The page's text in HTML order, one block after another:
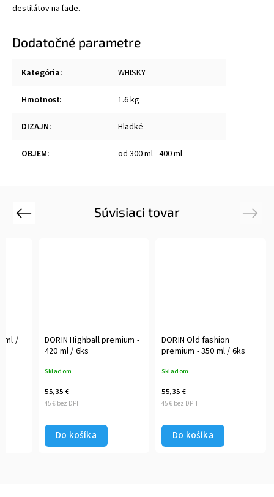
destilátov na ľade.
Dodatočné parametre
Kategória: WHISKY
Hmotnosť: 1.6 kg
DIZAJN: Hladké
OBJEM: od 300 ml - 400 ml
Súvisiaci tovar
Previous
ml /
DORIN Highball premium -
420 ml / 6ks
Skladom
45 € bez DPH
55,35 €
Do košíka
DORIN Old fashion
premium - 350 ml / 6ks
Skladom
45 € bez DPH
55,35 €
Do košíka
Next